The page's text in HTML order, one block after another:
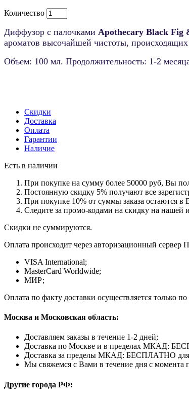
Количество
Диффузор с палочками Apothecary Black Fig
ароматов высочайшей чистоты,
Объем: 100 мл. Продолжительность: 1-2
Скидки
Доставка
Оплата
Гарантии
Наличие
Есть в наличии
При покупке на сумму более 50000 руб, Вы
Постоянную скидку 5% получают все
При покупке 10% от суммы заказа остаются
Следите за промо-кодами на скидку на нашей
Скидки не суммируются.
Оплата происходит через авторизационный
VISA International;
MasterCard Worldwide;
МИР;
Оплата по факту доставки осуществляется только
Москва и Московская область:
Доставляем заказы в течение 1-2 дней;
Доставка по Москве и в пределах МКАД:
Доставка за пределы МКАД: БЕСПЛАТНО для
Мы свяжемся с Вами в течение дня с момента
Другие города РФ: